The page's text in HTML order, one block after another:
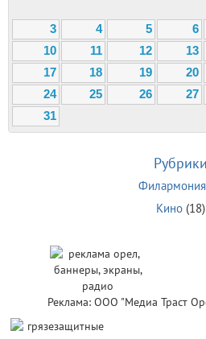
3
4 5 6
10
11 12 13
17
18 19 20
24
25 26 27
31
Рубрики
Филармония
Кино(18)
Реклама: ООО "Медиа Траст